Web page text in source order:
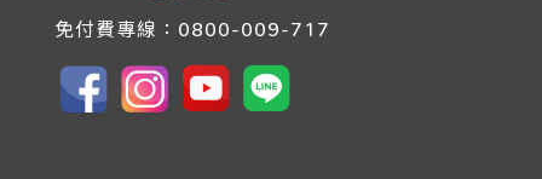
免付費專線： 0800-009-717